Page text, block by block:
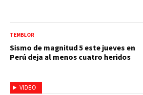
VIDEO
TEMBLOR
Sismo de magnitud 5 este jueves en
Perú deja al menos cuatro heridos